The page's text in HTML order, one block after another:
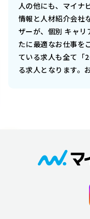
人の他にも、マイナ
情報と人材紹介会社
ザーが、個別 キャリ
たに最適なお仕事を
ている求人も全て「
る求人となります。